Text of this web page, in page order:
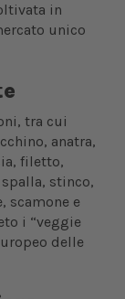
in
unico
tra cui
anatra,
filetto,
stinco,
scamone e
i “veggie
delle